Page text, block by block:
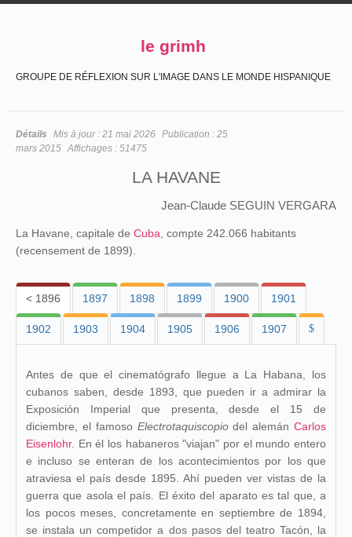
le grimh
GROUPE DE RÉFLEXION SUR L'IMAGE DANS LE MONDE HISPANIQUE
Détails Mis à jour : 21 mai 2026 Publication : 25
mars 2015 Affichages : 51475
LA HAVANE
Jean-Claude SEGUIN VERGARA
La Havane, capitale de Cuba , compte 242.066 habitants
(recensement de 1899).
< 1896 1897 1898 1899 1900 1901
1902 1903 1904 1905 1906 1907 $
Antes de que el cinematógrafo llegue a La Habana, los
cubanos saben, desde 1893, que pueden ir a admirar la
Exposición Imperial que presenta, desde el 15 de
diciembre, el famoso Electrotaquiscopiodel alemánCarlos
Eisenlohr. En él los habaneros "viajan" por el mundo entero
e incluso se enteran de los acontecimientos por los que
atraviesa el país desde 1895. Ahí pueden ver vistas de la
guerra que asola el país. El éxito del aparato es tal que, a
los pocos meses, concretamente en septiembre de 1894,
se instala un competidor a dos pasos del teatro Tacón, la